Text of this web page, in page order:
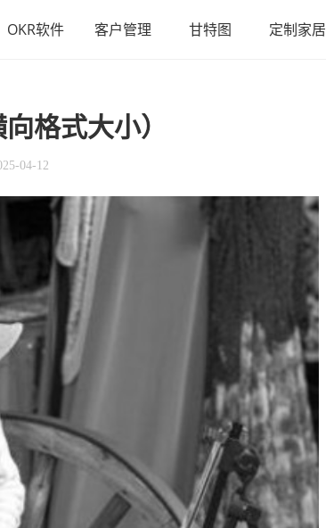
OKR软件 客户管理 甘特图 定制家居
格式大小）
04-12